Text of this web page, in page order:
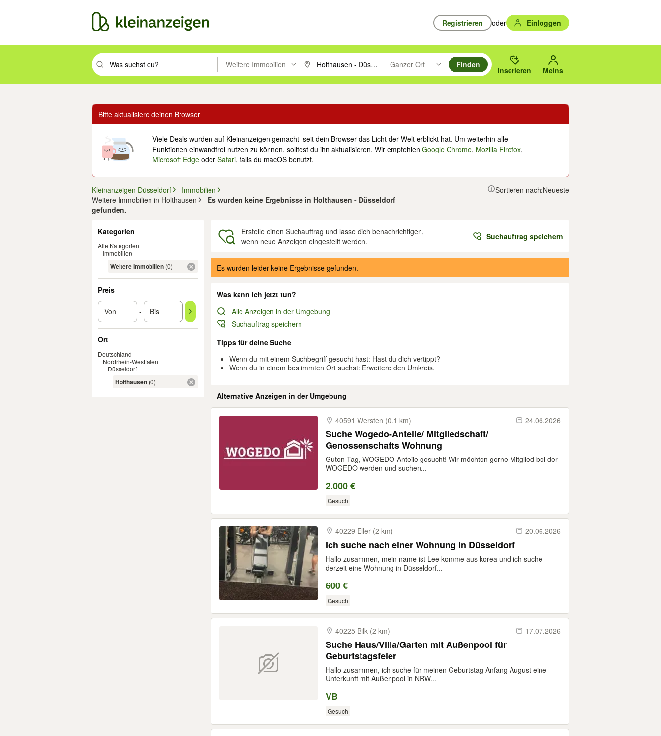
Registrieren oder Einloggen
Suchbegriff eingeben. Eingabetaste drücken um zu suchen, oder Vorschläge mit den Pfeiltasten nach oben/unten durchsuchen und mit Eingabetaste auswählen.
Weitere Immobilien PLZ oder Ort eingeben. Eingabetaste drücken um zu suchen, oder Vorschläge mit den Pfeiltasten nach oben/
Ganzer Ort
Suche im Umkreis des gewählten Orts oder PLZ.
Finden
Inserieren Meins
Bitte aktualisiere deinen Browser
Viele Deals wurden auf Kleinanzeigen gemacht, seit dein Browser das Licht der Welt erblickt hat. Um weiterhin alle
Funktionen einwandfrei nutzen zu können, solltest du ihn aktualisieren. Wir empfehlenGoogle Chrome, Mozilla Firefox,
Microsoft Edge oderSafari, falls du macOS benutzt.
Kleinanzeigen Düsseldorf
Immobilien
Weitere Immobilien in Holthausen
Es wurden keine Ergebnisse in Holthausen - Düsseldorf
gefunden.
Sortieren nach:Neueste
Kategorien
Alle Kategorien
Immobilien
Weitere Immobilien (0)
Preis
-
Ort
Deutschland
Nordrhein-Westfalen
Düsseldorf
Holthausen (0)
Erstelle einen Suchauftrag und lasse dich benachrichtigen,
wenn neue Anzeigen eingestellt werden.
Suchauftrag speichern
Ergebnisse
Es wurden leider keine Ergebnisse gefunden.
Was kann ich jetzt tun?
Alle Anzeigen in der Umgebung
Suchauftrag speichern
Tipps für deine Suche
Wenn du mit einem Suchbegriff gesucht hast: Hast du dich vertippt?
Wenn du in einem bestimmten Ort suchst: Erweitere den Umkreis.
Alternative Anzeigen in der Umgebung
40591 Wersten (0.1 km) 24.06.2026
Suche Wogedo-Anteile/ Mitgliedschaft/
Genossenschafts Wohnung
Guten Tag, WOGEDO-Anteile gesucht! Wir möchten gerne Mitglied bei der
WOGEDO werden und suchen...
2.000 €
Gesuch
40229 Eller (2 km) 20.06.2026
Ich suche nach einer Wohnung in Düsseldorf
Hallo zusammen, mein name ist Lee komme aus korea und ich suche
derzeit eine Wohnung in Düsseldorf...
600 €
Gesuch
40225 Bilk (2 km) 17.07.2026
Suche Haus/Villa/Garten mit Außenpool für
Geburtstagsfeier
Hallo zusammen, ich suche für meinen Geburtstag Anfang August eine
Unterkunft mit Außenpool in NRW...
VB
Gesuch